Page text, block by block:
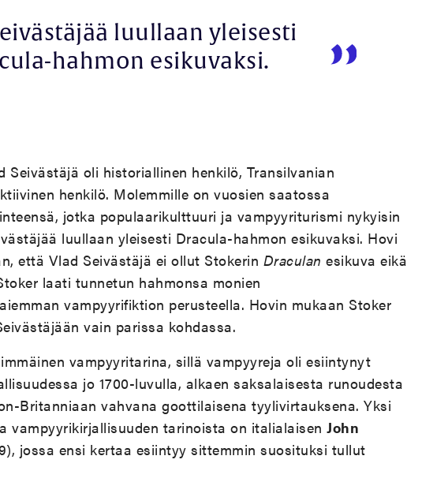
luullaan yleisesti
hahmon esikuvaksi.
Seivästäjä oli historiallinen henkilö, Transilvanian
henkilö. Molemmille on vuosien saatossa
jotka populaarikulttuuri ja vampyyriturismi nykyisin
luullaan yleisesti Dracula-hahmon esikuvaksi. Hovi
että Vlad Seivästäjä ei ollut Stokerin Draculan esikuva eikä
laati tunnetun hahmonsa monien
vampyyrifiktion perusteella. Hovin mukaan Stoker
vain parissa kohdassa.
vampyyritarina, sillä vampyyreja oli esiintynyt
jo 1700-luvulla, alkaen saksalaisesta runoudesta
Britanniaan vahvana goottilaisena tyylivirtauksena. Yksi
vampyyrikirjallisuuden tarinoista on italialaisen John
jossa ensi kertaa esiintyy sittemmin suosituksi tullut